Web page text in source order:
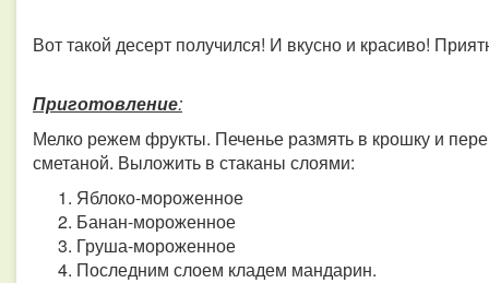
Вот такой десерт получился! И вкусно и красиво!
Приготовление:
Мелко режем фрукты. Печенье размять в крошку и
сметаной. Выложить в стаканы слоями:
Яблоко-мороженное
Банан-мороженное
Груша-мороженное
Последним слоем кладем мандарин.